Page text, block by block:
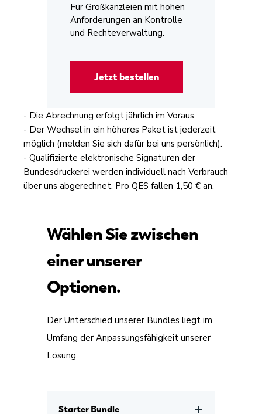
Für Großkanzleien mit hohen
Anforderungen an Kontrolle
und Rechteverwaltung.
Jetzt bestellen
- Die Abrechnung erfolgt jährlich im Voraus.
- Der Wechsel in ein höheres Paket ist jederzeit
möglich (melden Sie sich dafür bei uns persönlich).
- Qualifizierte elektronische Signaturen der
Bundesdruckerei werden individuell nach Verbrauch
über uns abgerechnet. Pro QES fallen 1,50 € an.
Wählen Sie zwischen
einer unserer
Optionen.
Der Unterschied unserer Bundles liegt im
Umfang der Anpassungsfähigkeit unserer
Lösung.
Starter Bundle